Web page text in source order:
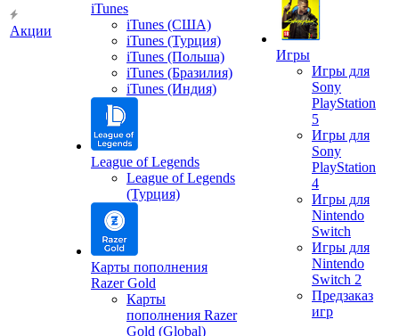
Акции
iTunes
iTunes (США)
iTunes (Турция)
iTunes (Польша)
iTunes (Бразилия)
iTunes (Индия)
League of Legends
League of Legends
(Турция)
Карты пополнения
Razer Gold
Карты
пополнения Razer
Gold (Global)
Игры
Игры для
Sony
PlayStation
5
Игры для
Sony
PlayStation
4
Игры для
Nintendo
Switch
Игры для
Nintendo
Switch 2
Предзаказ
игр